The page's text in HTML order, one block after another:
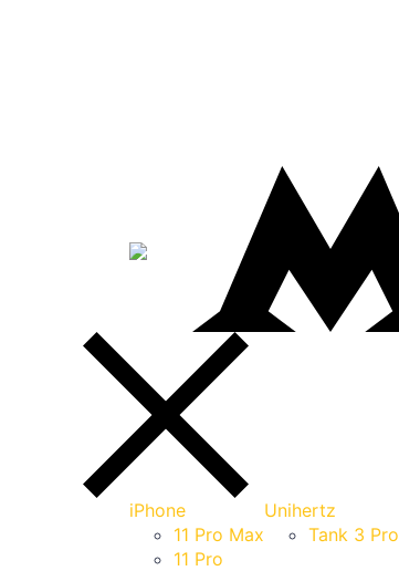
iPhone
11 Pro Max
11 Pro
Unihertz
Tank 3 Pro